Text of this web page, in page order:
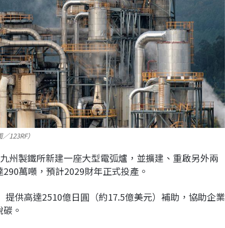
123RF）
州製鐵所新建一座大型電弧爐，並擴建、重啟另外兩
萬噸，預計2029財年正式投產。
提供高達2510億日圓（約17.5億美元）補助，協助企業
。